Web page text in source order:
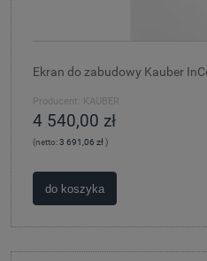
Ekran do zabudowy Kauber
Producent: KAUBER
4 540,00 zł
(netto:3 691,06 zł)
do koszyka